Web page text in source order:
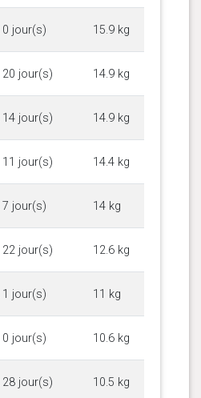
jour(s) 15.9 kg
jour(s) 14.9 kg
jour(s) 14.9 kg
jour(s) 14.4 kg
jour(s) 14 kg
jour(s) 12.6 kg
jour(s) 11 kg
jour(s) 10.6 kg
jour(s) 10.5 kg